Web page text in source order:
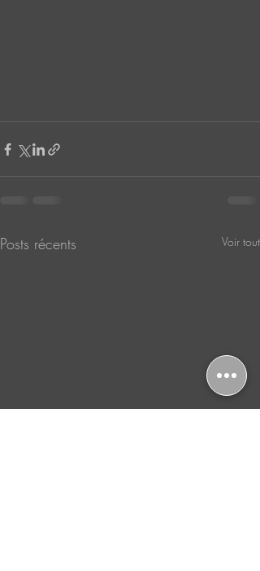
Posts récents Voir tout